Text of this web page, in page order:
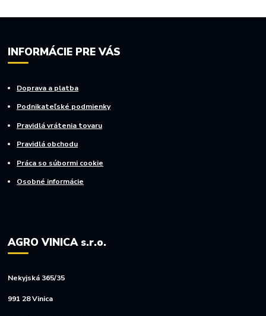
INFORMÁCIE PRE VÁS
Doprava a platba
Podnikateľské podmienky
Pravidlá vrátenia tovaru
Pravidlá obchodu
Práca so súbormi cookie
Osobné informácie
AGRO VINICA s.r.o.
Nekyjská 365/35
991 28 Vinica